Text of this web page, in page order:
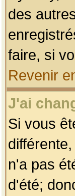
des
faire, si
Revenir
J'ai
Si vous
n'a pas
d'été;